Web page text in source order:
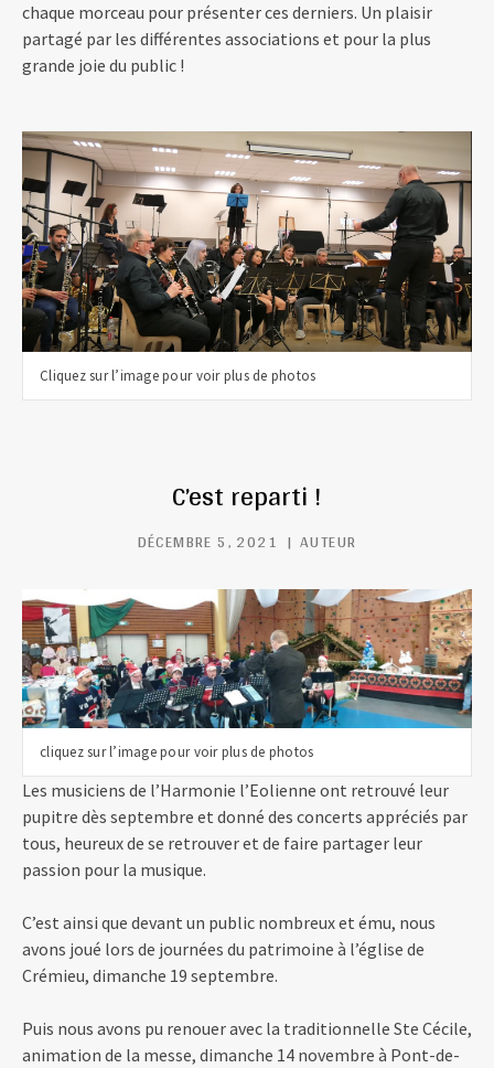
chaque morceau pour présenter ces derniers. Un plaisir
partagé par les différentes associations et pour la plus
grande joie du public !
Cliquez sur l’image pour voir plus de photos
C’est reparti !
DÉCEMBRE 5, 2021 AUTEUR
cliquez sur l’image pour voir plus de photos
Les musiciens de l’Harmonie l’Eolienne ont retrouvé leur
pupitre dès septembre et donné des concerts appréciés par
tous, heureux de se retrouver et de faire partager leur
passion pour la musique.
C’est ainsi que devant un public nombreux et ému, nous
avons joué lors de journées du patrimoine à l’église de
Crémieu, dimanche 19 septembre.
Puis nous avons pu renouer avec la traditionnelle Ste Cécile,
animation de la messe, dimanche 14 novembre à Pont-de-